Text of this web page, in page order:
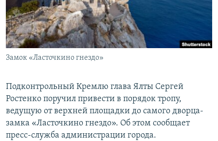
ПОБЕДИТЕЛЕЙ НЕ СУДЯТ?
КРЫМ.НЕПОКОРЕННЫЙ
ELIFBE
УКРАИНСКАЯ ПРОБЛЕМА КРЫМА
ПРИСОЕДИНЯЙТЕСЬ!
Замок «Ласточкино гнездо»
Подконтрольный Кремлю глава Ялты Сергей
Ростенко поручил привести в порядок тропу,
ведущую от верхней площадки до самого дворца-
замка «Ласточкино гнездо». Об этом сообщает
пресс-служба администрации города.